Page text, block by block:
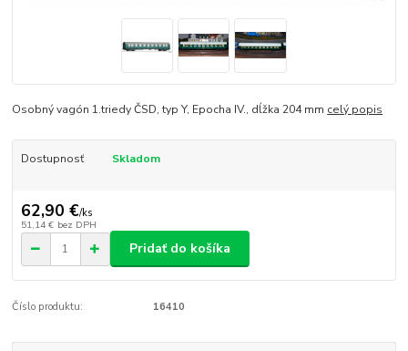
Osobný vagón 1.triedy ČSD, typ Y, Epocha IV., dĺžka 204 mm celý popis
Dostupnosť Skladom
62,90 €/ks
51,14 € bez DPH
Pridať do košíka
Číslo produktu: 16410